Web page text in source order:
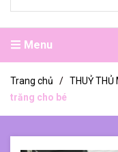
Menu
Trang chủ / THUỶ THỦ
trăng cho bé